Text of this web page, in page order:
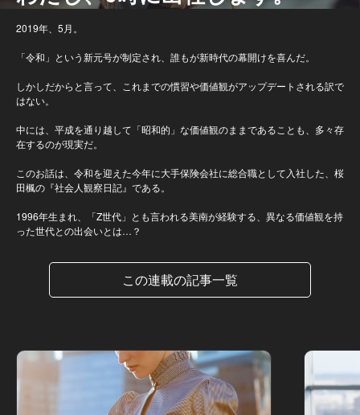
2019年、5月。
「令和」という新元号が制定され、誰もが新時代の幕開けを喜んだ。
しかしだからと言って、これまでの慣習や価値観がアップデートされる訳で
はない。
中には、平成を通り越して「昭和的」な価値観のままであることも、多々存
在するのが現実だ。
このお話は、令和を迎えた今年に大手保険会社に総合職として入社した、桜
田楓の『社会人観察日記』である。
1996年生まれ、「Z世代」とも言われる美南が経験する、異なる価値観を持
った世代との出会いとは…？
この連載の記事一覧